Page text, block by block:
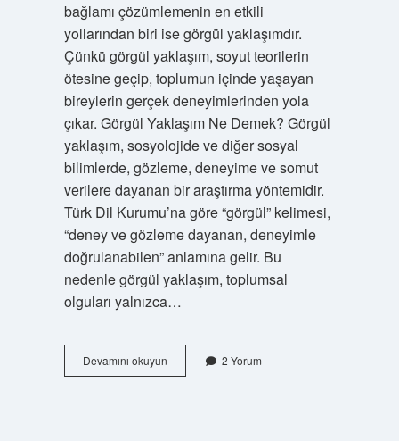
bağlamı çözümlemenin en etkili
yollarından biri ise görgül yaklaşımdır.
Çünkü görgül yaklaşım, soyut teorilerin
ötesine geçip, toplumun içinde yaşayan
bireylerin gerçek deneyimlerinden yola
çıkar. Görgül Yaklaşım Ne Demek? Görgül
yaklaşım, sosyolojide ve diğer sosyal
bilimlerde, gözleme, deneyime ve somut
verilere dayanan bir araştırma yöntemidir.
Türk Dil Kurumu’na göre “görgül” kelimesi,
“deney ve gözleme dayanan, deneyimle
doğrulanabilen” anlamına gelir. Bu
nedenle görgül yaklaşım, toplumsal
olguları yalnızca…
Devamını okuyunGörgül
yaklaşım
2 Yorum